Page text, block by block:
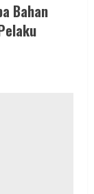
Bahan